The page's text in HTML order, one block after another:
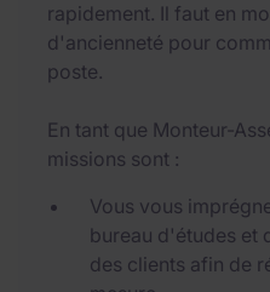
rapidement. Il faut en
d'ancienneté pour
poste.
En tant que Monteur-
missions sont :
Vous vous
bureau d'études et
des clients afin de